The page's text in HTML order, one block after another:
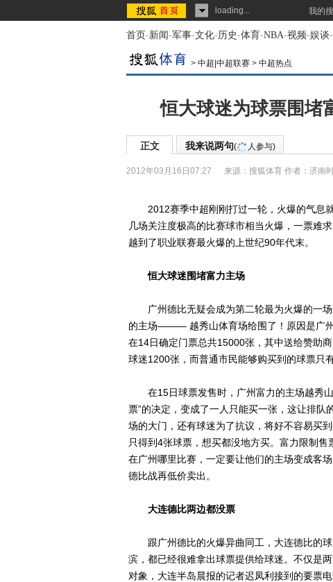
loading... 我的
首页-新闻-军事-文化-历史-体育-NBA-视频-娱谈-
> 中超|中超联赛 > 中超热点
恒大球迷为球票围堵
正文 我来说两句( 人参与)
2012年03月16日07:27 来源： 搜狐体育 作者：济南
2012赛季中超刚刚打过一轮，火爆的气息就
几场关注度极高的比赛球市相当火爆，一票难
越到了职业联赛最火爆的上世纪90年代末。
恒大球迷围堵富力主场
广州德比无疑会成为第二轮最为火爆的一场
的主场——— 越秀山体育场给围了！原因是广
在14日确定门票总共15000张，其中送给赞助
球迷1200张，而普通市民能够购买到的球票只
在15日球票发售时，广州富力的主场越秀山
票”的决定，变成了一人只能买一张，这让排
场的大门，还有球迷为了抗议，将好不容易买
只得到4张球票，想买都没地方买。富力限制
在广州哪里比赛，一定要让他们的主场变成客
德比战再低价卖出。
大连德比两边都没票
跟广州德比的火爆异曲同工，大连德比的球
滨，都已经很难拿出球票提供给球迷。不仅是
对象，大连半岛晨报的记者迟凤利接到的要票